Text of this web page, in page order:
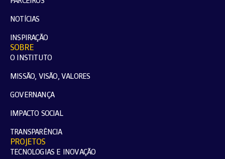
NOTÍCIAS
INSPIRAÇÃO
SOBRE
O INSTITUTO
MISSÃO, VISÃO, VALORES
GOVERNANÇA
IMPACTO SOCIAL
TRANSPARÊNCIA
PROJETOS
TECNOLOGIAS E INOVAÇÃO